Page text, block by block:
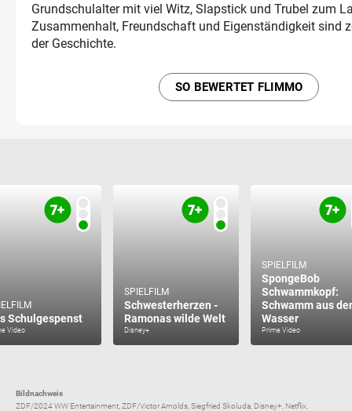
Grundschulalter mit viel Witz, Slapstick und Trubel zum
Zusammenhalt, Freundschaft und Eigenständigkeit sind
der Geschichte.
SO BEWERTET FLIMMO
Schulgespenst
Video
SPIELFILM
Schwesterherzen -
Ramonas wilde Welt
Disney+
SPIELFILM
SpongeBob
Schwammkopf:
Schwamm aus
Wasser
Prime Video
Bildnachweis
ZDF/2024 WW Entertainment, ZDF/Victor Arnolds, Siegfried Skoluda, Disney+, Netflix,